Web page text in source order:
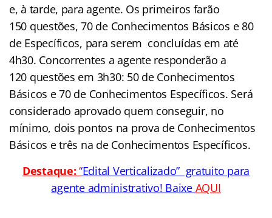
e, à tarde, para agente. Os primeiros farão
150 questões, 70 de Conhecimentos Básicos e 80
de Específicos, para serem concluídas em até
4h30. Concorrentes a agente responderão a
120 questões em 3h30: 50 de Conhecimentos
Básicos e 70 de Conhecimentos Específicos. Será
considerado aprovado quem conseguir, no
mínimo, dois pontos na prova de Conhecimentos
Básicos e três na de Conhecimentos Específicos.
Destaque: ‘‘Edital Verticalizado” gratuito para
agente administrativo! Baixe AQUI